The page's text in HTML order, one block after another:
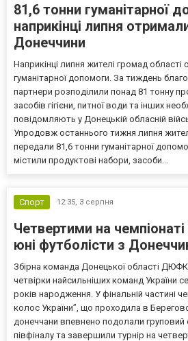
81,6 тонни гуманітарної
наприкінці липня
Донеччини
Наприкінці липня жителі громад
гуманітарної допомоги. За тиждень
партнери розподілили понад 81 тонну
засобів гігієни, питної води та інших
повідомляють у Донецькій обласній
Упродовж останнього тижня липня
передали 81,6 тонни гуманітарної
містили продуктові набори, засоби...
Спорт 12:35, 3 серпня
Четвертими на
юні футболісти з
Збірна команда Донецької області
четвірки найсильніших команд України
років народження. У фінальній частині
колос України”, що проходила в
донеччани впевнено подолали груповий
півфіналу та завершили турнір на